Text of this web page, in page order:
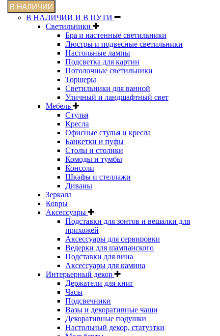
В НАЛИЧИИ
В НАЛИЧИИ И В ПУТИ
Светильники
Бра и настенные светильники
Люстры и подвесные светильники
Настольные лампы
Подсветка для картин
Потолочные светильники
Торшеры
Светильники для ванной
Уличный и ландшафтный свет
Мебель
Стулья
Кресла
Офисные стулья и кресла
Банкетки и пуфы
Столы и столики
Комоды и тумбы
Консоли
Шкафы и стеллажи
Диваны
Зеркала
Ковры
Аксессуары
Подставки для зонтов и вешалки для
прихожей
Аксессуары для сервировки
Ведерки для шампанского
Подставки для вина
Аксессуары для камина
Интерьерный декор
Держатели для книг
Часы
Подсвечники
Вазы и декоративные чаши
Декоративные подушки
Настольный декор, статуэтки